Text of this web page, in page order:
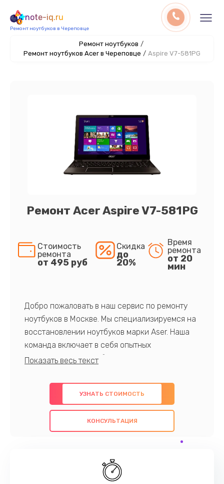
note-iq.ru
Ремонт ноутбуков в Череповце
Ремонт ноутбуков /
Ремонт ноутбуков Acer в Череповце / Aspire V7-581PG
Ремонт Acer Aspire V7-581PG
Стоимость
ремонта
от 495 руб
Скидка
до
20%
Время
ремонта
от 20
мин
Добро пожаловать в наш сервис по ремонту
ноутбуков в Москве. Мы специализируемся на
восстановлении ноутбуков марки Aser. Наша
команда включает в себя опытных
профессионалов с обширными знаниями и
предлагаем быстрый и качественный ремонт с
использованием оригинальных компонентов, а
также гарантируем качество всех
проведенных работ. Наша цель - предоставить
наилучшим образом. Не медлите записаться на
УЗНАТЬ СТОИМОСТЬ
КОНСУЛЬТАЦИЯ